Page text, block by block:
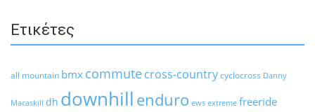
Ετικέτες
all mountain bmx commutecross-countrycyclocross Danny
Macaskill dh downhill enduro ews extreme freeride